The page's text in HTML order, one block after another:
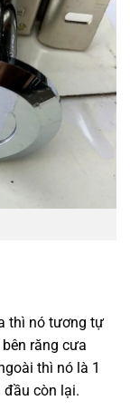
thì nó tương tự
răng cưa
thì nó là 1
đầu còn lại.